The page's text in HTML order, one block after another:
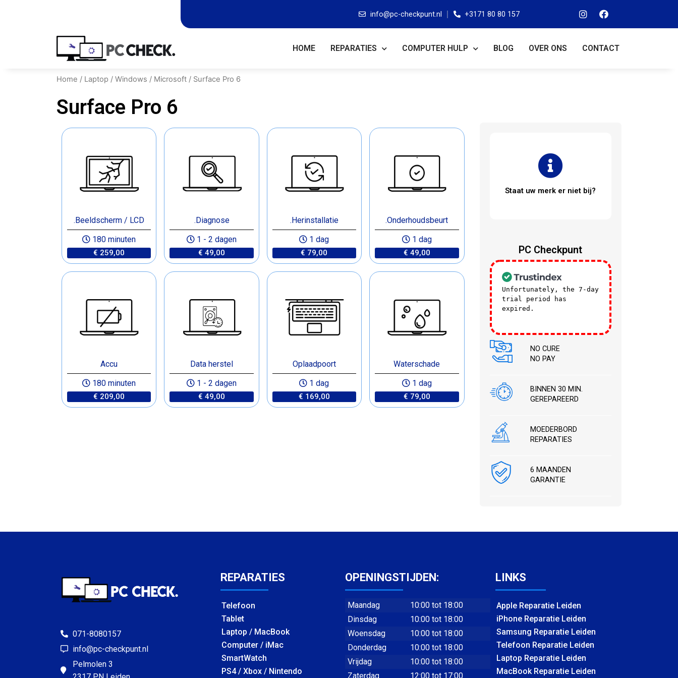
info@pc-checkpunt.nl +3171 80 80 157
HOME REPARATIES COMPUTER HULP BLOG OVER ONS CONTACT
Home / Laptop / Windows / Microsoft / Surface Pro 6
Surface Pro 6
.Beeldscherm / LCD
180 minuten
€ 259,00
.Diagnose
1 - 2 dagen
€ 49,00
.Herinstallatie
1 dag
€ 79,00
.Onderhoudsbeurt
1 dag
€ 49,00
Accu
180 minuten
€ 209,00
Data herstel
1 - 2 dagen
€ 49,00
Oplaadpoort
1 dag
€ 169,00
Waterschade
1 dag
€ 79,00
Staat uw merk er niet bij?
PC Checkpunt
Unfortunately, the 7-day
trial period has
expired.
NO CURE
NO PAY
BINNEN 30 MIN.
GEREPAREERD
MOEDERBORD
REPARATIES
6 MAANDEN
GARANTIE
071-8080157
info@pc-checkpunt.nl
Pelmolen 3
REPARATIES
Telefoon
Tablet
Laptop / MacBook
Computer / iMac
SmartWatch
PS4 / Xbox / Nintendo
OPENINGSTIJDEN:
Maandag
10:00 tot 18:00
Dinsdag
10:00 tot 18:00
Woensdag
10:00 tot 18:00
Donderdag
10:00 tot 18:00
Vrijdag
10:00 tot 18:00
Zaterdag
12:00 tot 17:00
LINKS
Apple Reparatie Leiden
iPhone Reparatie Leiden
Samsung Reparatie Leiden
Telefoon Reparatie Leiden
Laptop Reparatie Leiden
MacBook Reparatie Leiden